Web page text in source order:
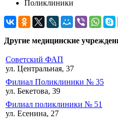
Поликлиники
Другие медицинские
Советский ФАП
ул. Центральная, 37
Филиал Поликлиники № 35
ул. Бекетова, 39
Филиал поликлиники № 51
ул. Есенина, 27